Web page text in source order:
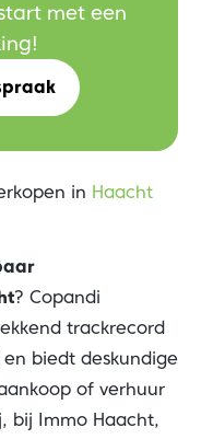
met een
in Haacht
? Copandi
trackrecord
biedt deskundige
of verhuur
bij Immo Haacht,